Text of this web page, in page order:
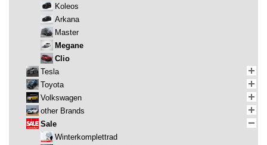
Koleos
Arkana
Master
Megane
Clio
Tesla
Toyota
Volkswagen
other Brands
Sale
Winterkomplettrad